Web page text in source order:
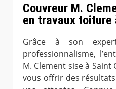
Couvreur M.
en travaux toiture
Grâce à son
professionnalisme,
M. Clement sise à
vous offrir des